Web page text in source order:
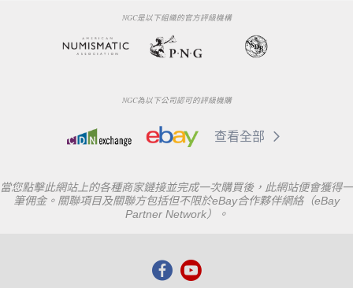
NGC是以下組織的官方評級機構
NGC為以下公司認可的評級機購
查看全部
當您點擊此網站上的各種商家鏈接並完成一次購買後，此網站便會獲得一
筆佣金。關聯項目及關聯方包括但不限於eBay合作夥伴網絡（eBay
Partner Network）。